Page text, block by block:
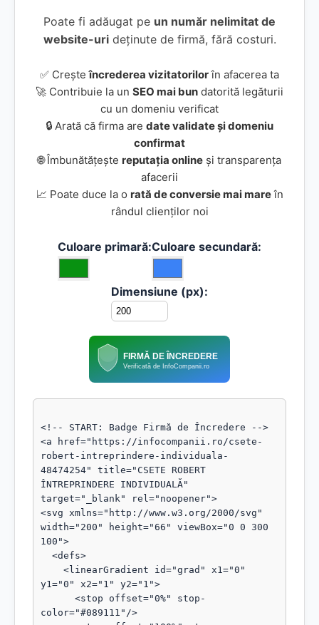
Poate fi adăugat pe un număr nelimitat de
website-urideținute de firmă, fără costuri.
✅ Creșteîncrederea vizitatorilorîn afacerea ta
🚀 Contribuie la un SEO mai bun datorită legăturii
cu un domeniu verificat
🔒 Arată că firma are date validate și domeniu
confirmat
🌐 Îmbunătățește reputația online și transparența
afacerii
📈 Poate duce la o rată de conversie mai mareîn
rândul clienților noi
Culoare primară:Culoare secundară:
Dimensiune (px):
FIRMĂ DE ÎNCREDERE
Verificată de InfoCompanii.ro
<!-- START: Badge Firmă de Încredere -->
<a href="https://infocompanii.ro/csete-
robert-intreprindere-individuala-
48474254" title="CSETE ROBERT
ÎNTREPRINDERE INDIVIDUALĂ"
target="_blank" rel="noopener">
<svg xmlns="http://www.w3.org/2000/svg"
width="200" height="66" viewBox="0 0 300
100">
y1="0" x2="1" y2="1">
color="#089111"/>